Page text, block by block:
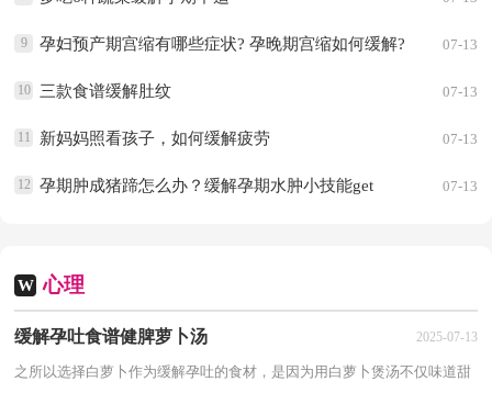
9 07-13
孕妇预产期宫缩有哪些症状? 孕晚期宫缩如何缓解?
10 07-13
三款食谱缓解肚纹
11 07-13
新妈妈照看孩子，如何缓解疲劳
12 07-13
孕期肿成猪蹄怎么办？缓解孕期水肿小技能get
W 心理
缓解孕吐食谱健脾萝卜汤 2025-07-13
之所以选择白萝卜作为缓解孕吐的食材，是因为用白萝卜煲汤不仅味道甜